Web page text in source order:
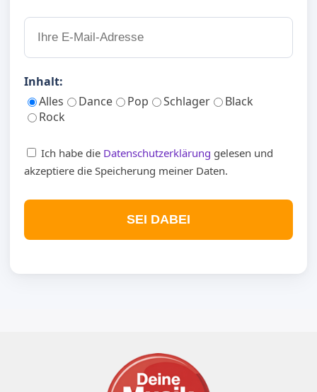
Inhalt:
Alles
Dance Pop Schlager
Black
Rock
Ich habe die Datenschutzerklärung gelesen und
akzeptiere die Speicherung meiner Daten.
SEI DABEI